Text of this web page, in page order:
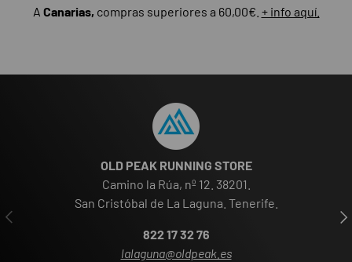
A Canarias, compras superiores a 60,00€. + info aquí.
ANTERIOR
OLD PEAK RUNNING STORE
Camino la Rúa, nº 12. 38201.
San Cristóbal de La Laguna. Tenerife.
822 17 32 76
lalaguna@oldpeak.es